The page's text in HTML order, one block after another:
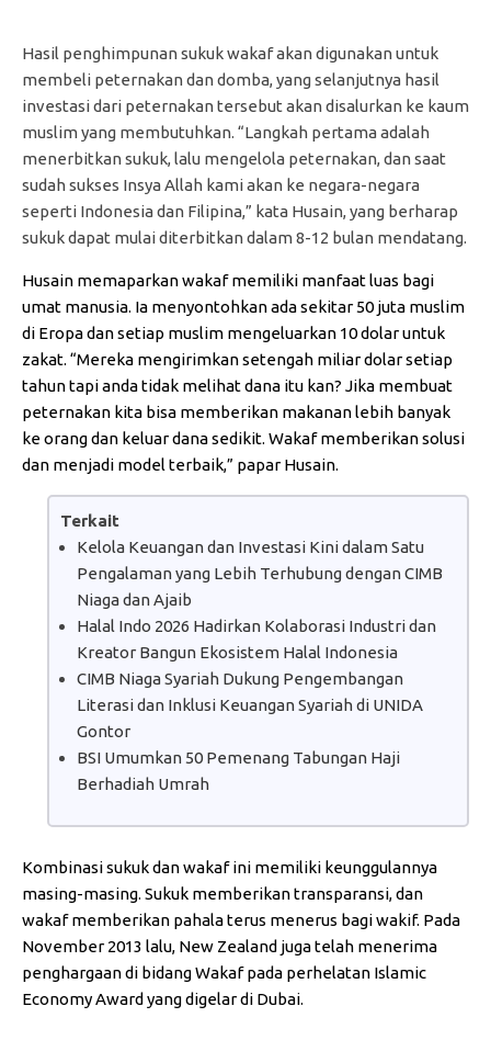
Hasil penghimpunan sukuk wakaf akan digunakan untuk
membeli peternakan dan domba, yang selanjutnya hasil
investasi dari peternakan tersebut akan disalurkan ke kaum
muslim yang membutuhkan. “Langkah pertama adalah
menerbitkan sukuk, lalu mengelola peternakan, dan saat
sudah sukses Insya Allah kami akan ke negara-negara
seperti Indonesia dan Filipina,” kata Husain, yang berharap
sukuk dapat mulai diterbitkan dalam 8-12 bulan mendatang.
Husain memaparkan wakaf memiliki manfaat luas bagi
umat manusia. Ia menyontohkan ada sekitar 50 juta muslim
di Eropa dan setiap muslim mengeluarkan 10 dolar untuk
zakat. “Mereka mengirimkan setengah miliar dolar setiap
tahun tapi anda tidak melihat dana itu kan? Jika membuat
peternakan kita bisa memberikan makanan lebih banyak
ke orang dan keluar dana sedikit. Wakaf memberikan solusi
dan menjadi model terbaik,” papar Husain.
Terkait
Kelola Keuangan dan Investasi Kini dalam Satu
Pengalaman yang Lebih Terhubung dengan CIMB
Niaga dan Ajaib
Halal Indo 2026 Hadirkan Kolaborasi Industri dan
Kreator Bangun Ekosistem Halal Indonesia
CIMB Niaga Syariah Dukung Pengembangan
Literasi dan Inklusi Keuangan Syariah di UNIDA
Gontor
BSI Umumkan 50 Pemenang Tabungan Haji
Berhadiah Umrah
Kombinasi sukuk dan wakaf ini memiliki keunggulannya
masing-masing. Sukuk memberikan transparansi, dan
wakaf memberikan pahala terus menerus bagi wakif. Pada
November 2013 lalu, New Zealand juga telah menerima
penghargaan di bidang Wakaf pada perhelatan Islamic
Economy Award yang digelar di Dubai.